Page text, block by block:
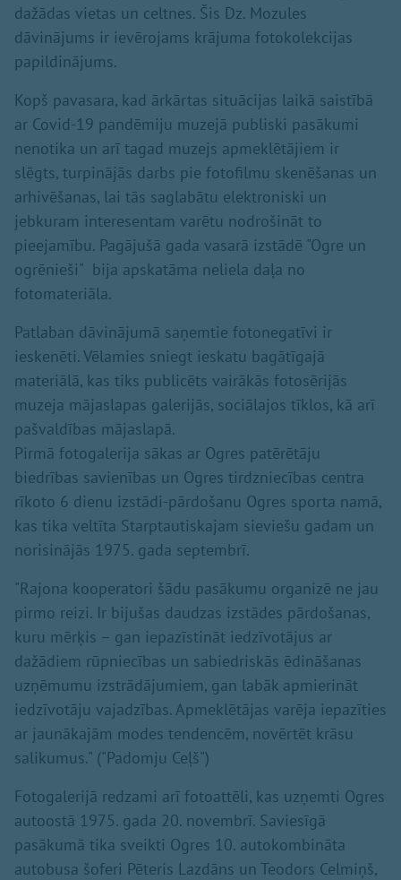
dažādas vietas un celtnes. Šis Dz. Mozules
dāvinājums ir ievērojams krājuma fotokolekcijas
papildinājums.
Kopš pavasara, kad ārkārtas situācijas laikā saistībā
ar Covid-19 pandēmiju muzejā publiski pasākumi
nenotika un arī tagad muzejs apmeklētājiem ir
slēgts, turpinājās darbs pie fotofilmu skenēšanas un
arhivēšanas, lai tās saglabātu elektroniski un
jebkuram interesentam varētu nodrošināt to
pieejamību. Pagājušā gada vasarā izstādē "Ogre un
ogrēnieši" bija apskatāma neliela daļa no
fotomateriāla.
Patlaban dāvinājumā saņemtie fotonegatīvi ir
ieskenēti. Vēlamies sniegt ieskatu bagātīgajā
materiālā, kas tiks publicēts vairākās fotosērijās
muzeja mājaslapas galerijās, sociālajos tīklos, kā arī
pašvaldības mājaslapā.
Pirmā fotogalerija sākas ar Ogres patērētāju
biedrības savienības un Ogres tirdzniecības centra
rīkoto 6 dienu izstādi-pārdošanu Ogres sporta namā,
kas tika veltīta Starptautiskajam sieviešu gadam un
norisinājās 1975. gada septembrī.
"Rajona kooperatori šādu pasākumu organizē ne jau
pirmo reizi. Ir bijušas daudzas izstādes pārdošanas,
kuru mērķis – gan iepazīstināt iedzīvotājus ar
dažādiem rūpniecības un sabiedriskās ēdināšanas
uzņēmumu izstrādājumiem, gan labāk apmierināt
iedzīvotāju vajadzības. Apmeklētājas varēja iepazīties
ar jaunākajām modes tendencēm, novērtēt krāsu
salikumus." ("Padomju Ceļš")
Fotogalerijā redzami arī fotoattēli, kas uzņemti Ogres
autoostā 1975. gada 20. novembrī. Saviesīgā
pasākumā tika sveikti Ogres 10. autokombināta
autobusa šoferi Pēteris Lazdāns un Teodors Celmiņš,